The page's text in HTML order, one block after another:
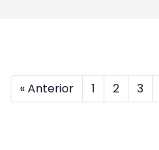
« Anterior 1 2 3